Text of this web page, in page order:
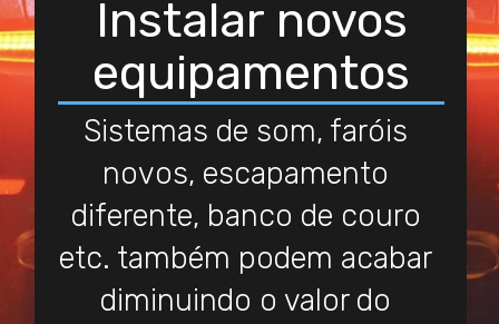
Sistemas de som, faróis
novos, escapamento
diferente, banco de couro
etc. também podem acabar
diminuindo o valor do
Instalar novos
equipamentos